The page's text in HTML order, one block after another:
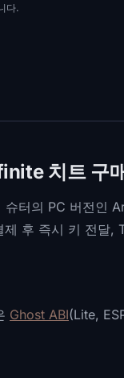
다.
치트 구매
슈터의 PC 버전인
후 즉시 키 전달,
Ghost ABI(Lite,